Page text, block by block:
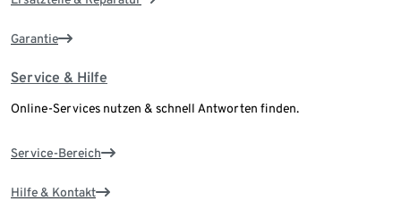
Garantie
Service & Hilfe
Online-Services nutzen & schnell Antworten finden.
Service-Bereich
Hilfe & Kontakt